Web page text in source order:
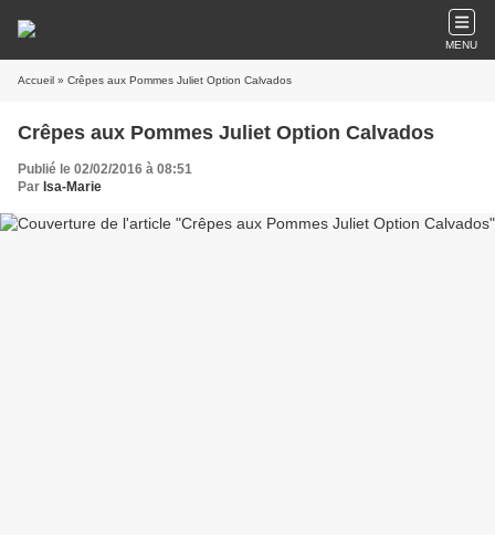
MENU
Accueil » Crêpes aux Pommes Juliet Option Calvados
Crêpes aux Pommes Juliet Option Calvados
Publié le 02/02/2016 à 08:51
Par Isa-Marie